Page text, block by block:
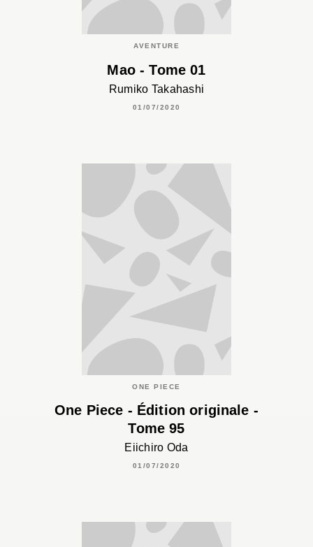
AVENTURE
Mao - Tome 01
Rumiko Takahashi
01/07/2020
ONE PIECE
One Piece - Édition originale -
Tome 95
Eiichiro Oda
01/07/2020